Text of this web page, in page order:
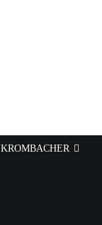
KROMBACHER